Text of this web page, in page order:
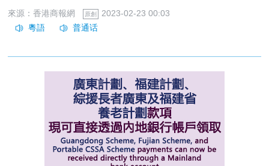
來源：香港商報網 原創 2023-02-23 00:03